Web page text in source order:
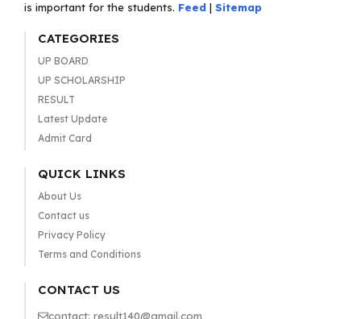
is important for the students. Feed | Sitemap
CATEGORIES
UP BOARD
UP SCHOLARSHIP
RESULT
Latest Update
Admit Card
QUICK LINKS
About Us
Contact us
Privacy Policy
Terms and Conditions
CONTACT US
contact: result140@gmail.com